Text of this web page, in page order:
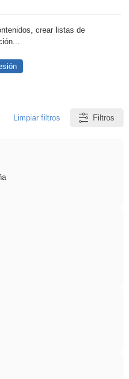
crear listas de
Limpiar filtros Filtros